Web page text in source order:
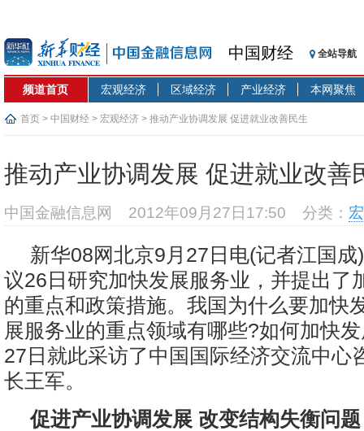
中国财经 全站导航
频道首页 宏观经济 区域经济 产业经济 本网聚焦
首页 > 中国财经 > 宏观经济 > 推动产业协调发展 促进就业改善民生
推动产业协调发展 促进就业改善
中国金融信息网 2012年09月27日17:50 分类：
新华08网北京9月27日电(记者江国
议26日研究加快发展服务业，并提出了
的重点和政策措施。我国为什么要加快
展服务业的重点领域有哪些?如何加快
27日就此采访了中国国际经济交流中心
长王军。
促进产业协调发展 改变结构失衡问题